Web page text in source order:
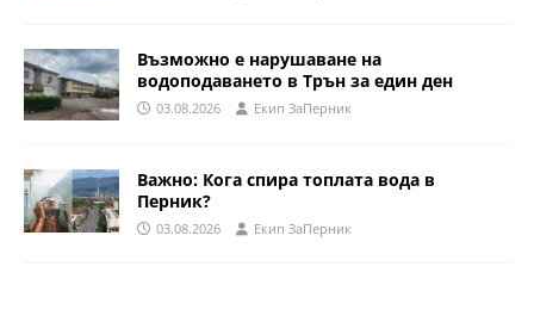
Възможно е нарушаване на
водоподаването в Трън за един ден
03.08.2026 Eкип ЗаПерник
Важно: Кога спира топлата вода в
Перник?
03.08.2026 Eкип ЗаПерник